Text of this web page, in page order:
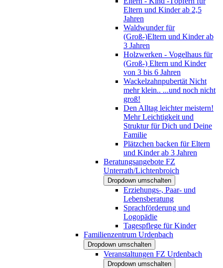
Eltern und Kinder ab 2,5
Jahren
Waldwunder für
(Groß-)Eltern und Kinder ab
3 Jahren
Holzwerken - Vogelhaus für
(Groß-) Eltern und Kinder
von 3 bis 6 Jahren
Wackelzahnpubertät Nicht
mehr klein.. ...und noch nicht
groß!
Den Alltag leichter meistern!
Mehr Leichtigkeit und
Struktur für Dich und Deine
Familie
Plätzchen backen für Eltern
und Kinder ab 3 Jahren
Beratungsangebote FZ
Unterrath/Lichtenbroich
Dropdown umschalten
Erziehungs-, Paar- und
Lebensberatung
Sprachförderung und
Logopädie
Tagespflege für Kinder
Familienzentrum Urdenbach
Dropdown umschalten
Veranstaltungen FZ Urdenbach
Dropdown umschalten